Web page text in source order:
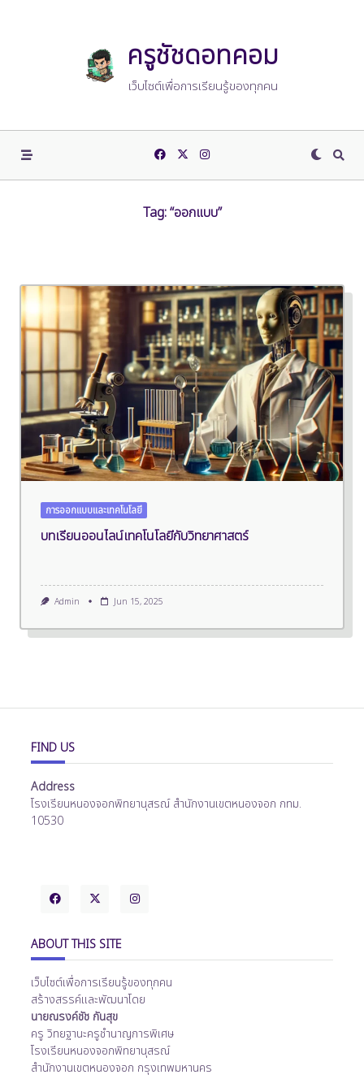
ครูชัชดอทคอม
เว็บไซต์เพื่อการเรียนรู้ของทุกคน
Tag:“ออกแบบ”
การออกแบบและเทคโนโลยี
บทเรียนออนไลน์เทคโนโลยีกับวิทยาศาสตร์
Admin Jun 15, 2025
FIND US
Address
โรงเรียนหนองจอกพิทยานุสรณ์ สำนักงานเขตหนองจอก กทม.
10530
ABOUT THIS SITE
เว็บไซต์เพื่อการเรียนรู้ของทุกคน
สร้างสรรค์และพัฒนาโดย
นายณรงค์ชัช กันสุข
ครู วิทยฐานะครูชำนาญการพิเศษ
โรงเรียนหนองจอกพิทยานุสรณ์
สำนักงานเขตหนองจอก กรุงเทพมหานคร